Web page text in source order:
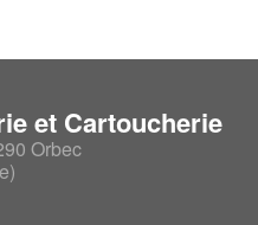
et Cartoucherie
Orbec